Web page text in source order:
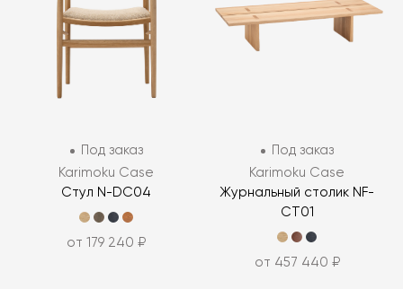
Под заказ
Karimoku Case
Стул N-DC04
от 179 240 ₽
Под заказ
Karimoku Case
Журнальный столик NF-
CT01
от 457 440 ₽